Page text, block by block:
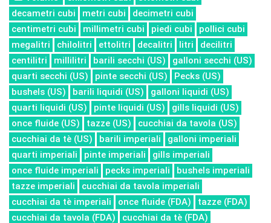
decametri cubi
metri cubi
decimetri cubi
centimetri cubi
millimetri cubi piedi cubi
pollici cubi
megalitri
chilolitri ettolitri decalitri litri
decilitri
centilitri
millilitri barili secchi (US)
galloni secchi (US)
quarti secchi (US)
pinte secchi (US)
Pecks (US)
bushels (US)
barili liquidi (US)
galloni liquidi (US)
quarti liquidi (US)
pinte liquidi (US)
gills liquidi (US)
once fluide (US)
tazze (US)
cucchiai da tavola (US)
cucchiai da tè (US)
barili imperiali
galloni imperiali
quarti imperiali
pinte imperiali
gills imperiali
once fluide imperiali
pecks imperiali
bushels imperiali
tazze imperiali
cucchiai da tavola imperiali
cucchiai da tè imperiali
once fluide (FDA)
tazze (FDA)
cucchiai da tavola (FDA)
cucchiai da tè (FDA)